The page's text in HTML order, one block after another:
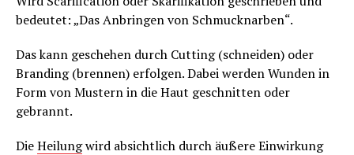
bedeutet: „Das Anbringen von Schmucknarben“.
Das kann geschehen durch Cutting (schneiden) oder
Branding (brennen) erfolgen. Dabei werden Wunden in
Form von Mustern in die Haut geschnitten oder
gebrannt.
DieHeilungwird absichtlich durch äußere Einwirkung